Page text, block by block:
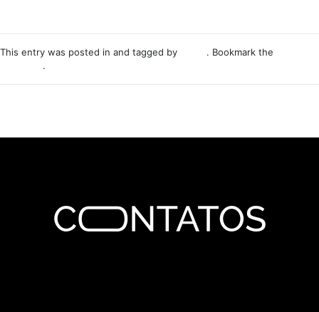
This entry was posted in and tagged by
. Bookmark the
.